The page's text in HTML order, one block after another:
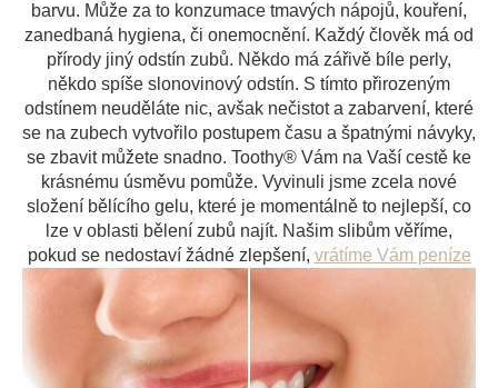
barvu. Může za to konzumace tmavých nápojů, kouření,
zanedbaná hygiena, či onemocnění. Každý člověk má od
přírody jiný odstín zubů. Někdo má zářivě bíle perly,
někdo spíše slonovinový odstín. S tímto přirozeným
odstínem neuděláte nic, avšak nečistot a zabarvení, které
se na zubech vytvořilo postupem času a špatnými návyky,
se zbavit můžete snadno. Toothy®️ Vám na Vaší cestě ke
krásnému úsměvu pomůže. Vyvinuli jsme zcela nové
složení bělícího gelu, které je momentálně to nejlepší, co
lze v oblasti bělení zubů najít. Našim slibům věříme,
pokud se nedostaví žádné zlepšení, vrátíme Vám peníze